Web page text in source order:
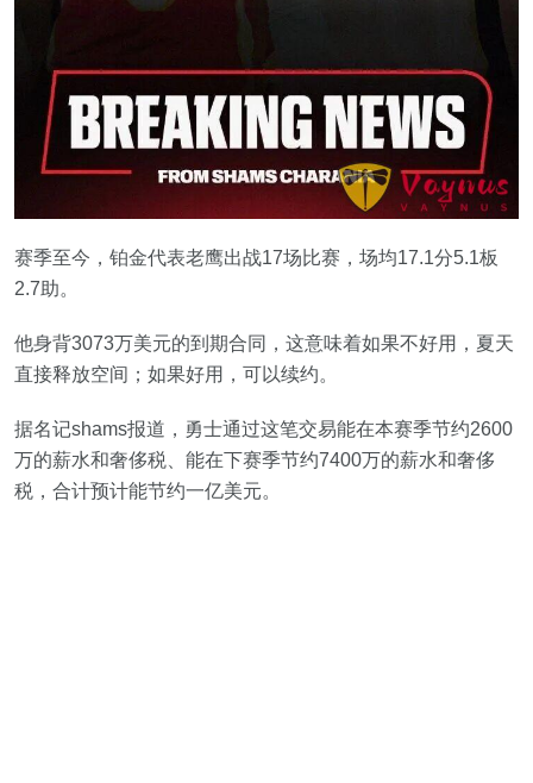
赛季至今，铂金代表老鹰出战17场比赛，场均17.1分5.1板
2.7助。
他身背3073万美元的到期合同，这意味着如果不好用，夏天
直接释放空间；如果好用，可以续约。
据名记shams报道，勇士通过这笔交易能在本赛季节约2600
万的薪水和奢侈税、能在下赛季节约7400万的薪水和奢侈
税，合计预计能节约一亿美元。